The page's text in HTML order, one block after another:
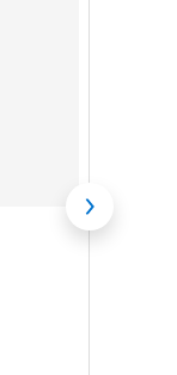
Next